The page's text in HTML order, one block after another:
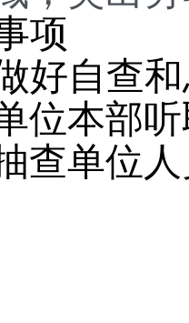
项
好自查
位本部
查单位